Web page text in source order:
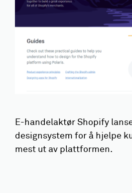
E-handelaktør Shopify
designsystem for å hjelpe
mest ut av plattformen.